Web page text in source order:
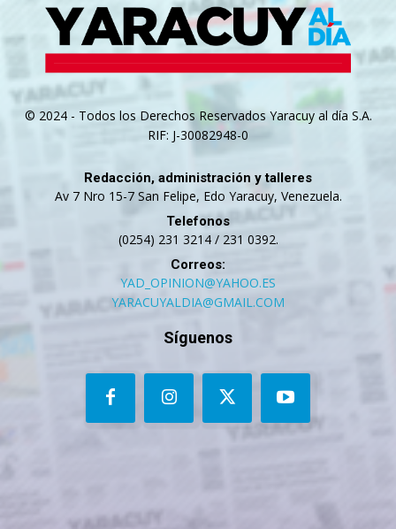
© 2024 - Todos los Derechos Reservados Yaracuy al día S.A.
RIF: J-30082948-0
Redacción, administración y talleres
Av 7 Nro 15-7 San Felipe, Edo Yaracuy, Venezuela.
Telefonos
(0254) 231 3214 / 231 0392.
Correos:
YAD_OPINION@YAHOO.ES
YARACUYALDIA@GMAIL.COM
Síguenos